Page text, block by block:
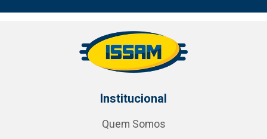
Institucional
Quem Somos